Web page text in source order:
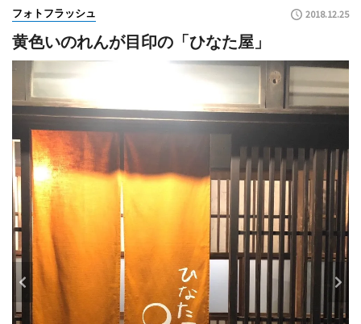
フォトフラッシュ 2018.12.25
黄色いのれんが目印の「ひなた屋」